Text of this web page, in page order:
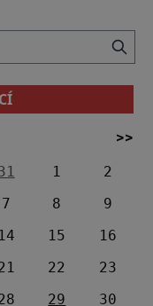
>>
1
2
7 8
9
14 15
16
22
23
29
30